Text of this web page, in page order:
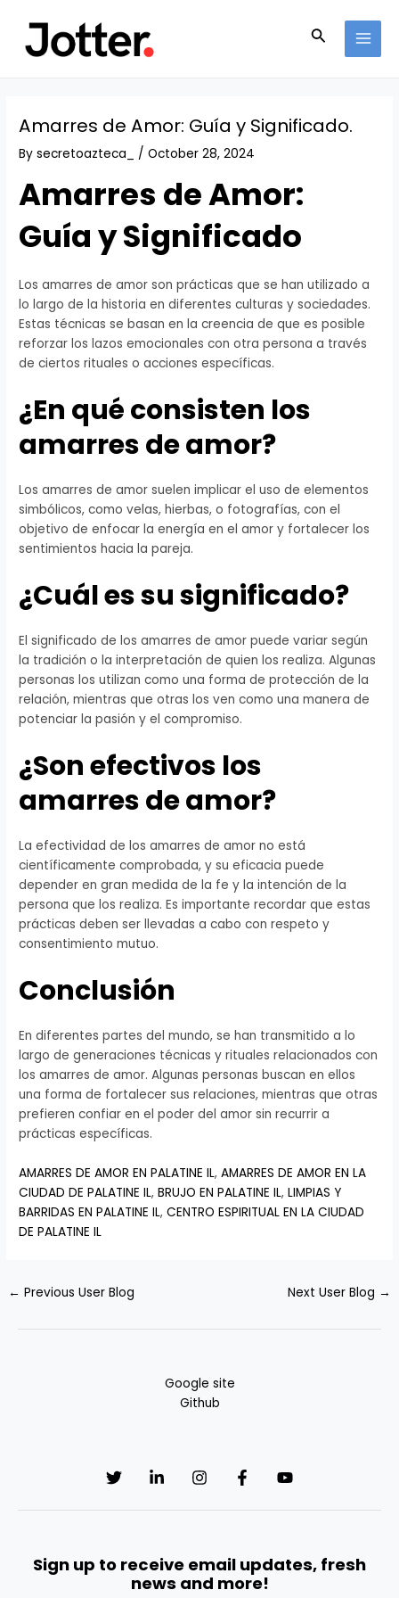
content
Search
Amarres de Amor: Guía y Significado.
Bysecretoazteca_ /October 28, 2024
Amarres de Amor:
Guía y Significado
Los amarres de amor son prácticas que se han utilizado a
lo largo de la historia en diferentes culturas y sociedades.
Estas técnicas se basan en la creencia de que es posible
reforzar los lazos emocionales con otra persona a través
de ciertos rituales o acciones específicas.
¿En qué consisten los
amarres de amor?
Los amarres de amor suelen implicar el uso de elementos
simbólicos, como velas, hierbas, o fotografías, con el
objetivo de enfocar la energía en el amor y fortalecer los
sentimientos hacia la pareja.
¿Cuál es su significado?
El significado de los amarres de amor puede variar según
la tradición o la interpretación de quien los realiza. Algunas
personas los utilizan como una forma de protección de la
relación, mientras que otras los ven como una manera de
potenciar la pasión y el compromiso.
¿Son efectivos los
amarres de amor?
La efectividad de los amarres de amor no está
científicamente comprobada, y su eficacia puede
depender en gran medida de la fe y la intención de la
persona que los realiza. Es importante recordar que estas
prácticas deben ser llevadas a cabo con respeto y
consentimiento mutuo.
Conclusión
En diferentes partes del mundo, se han transmitido a lo
largo de generaciones técnicas y rituales relacionados con
los amarres de amor. Algunas personas buscan en ellos
una forma de fortalecer sus relaciones, mientras que otras
prefieren confiar en el poder del amor sin recurrir a
prácticas específicas.
AMARRES DE AMOR EN PALATINE IL,AMARRES DE AMOR EN LA
CIUDAD DE PALATINE IL,BRUJO EN PALATINE IL,LIMPIAS Y
BARRIDAS EN PALATINE IL,CENTRO ESPIRITUAL EN LA CIUDAD
DE PALATINE IL
navigation
← Previous User Blog Next User Blog →
Google site
Github
Sign up to receive email updates, fresh
news and more!